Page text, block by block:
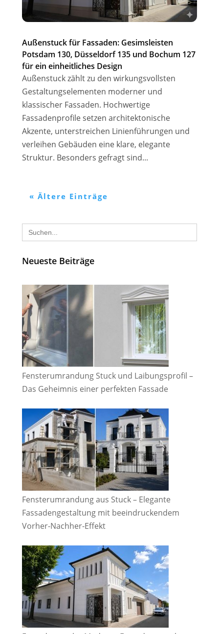
Außenstuck für Fassaden: Gesimsleisten
Potsdam 130, Düsseldorf 135 und Bochum 127
für ein einheitliches Design
Außenstuck zählt zu den wirkungsvollsten
Gestaltungselementen moderner und
klassischer Fassaden. Hochwertige
Fassadenprofile setzen architektonische
Akzente, unterstreichen Linienführungen und
verleihen Gebäuden eine klare, elegante
Struktur. Besonders gefragt sind...
« Ältere Einträge
Search
for:
Neueste Beiträge
Fensterumrandung Stuck und Laibungsprofil –
Das Geheimnis einer perfekten Fassade
Fensterumrandung aus Stuck – Elegante
Fassadengestaltung mit beeindruckendem
Vorher-Nachher-Effekt